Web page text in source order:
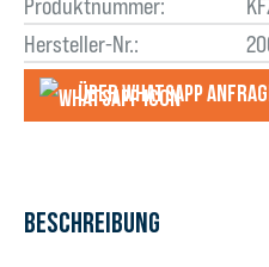
Hersteller-Nr.:
Über WhatsApp
Beschreibung